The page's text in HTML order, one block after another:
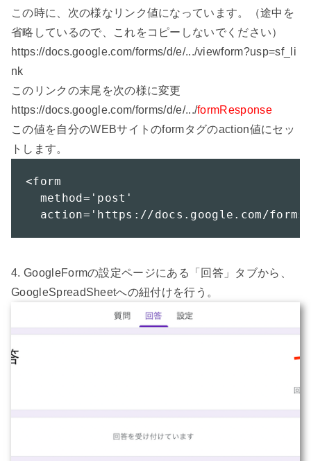
この時に、次の様なリンク値になっています。（途中を
省略しているので、これをコピーしないでください）
https://docs.google.com/forms/d/e/.../viewform?usp=sf_li
nk
このリンクの末尾を次の様に変更
https://docs.google.com/forms/d/e/.../formResponse
この値を自分のWEBサイトのformタグのaction値にセッ
<form
  method='post'
action='https://docs.google.com/
4. GoogleFormの設定ページにある「回答」タブから、